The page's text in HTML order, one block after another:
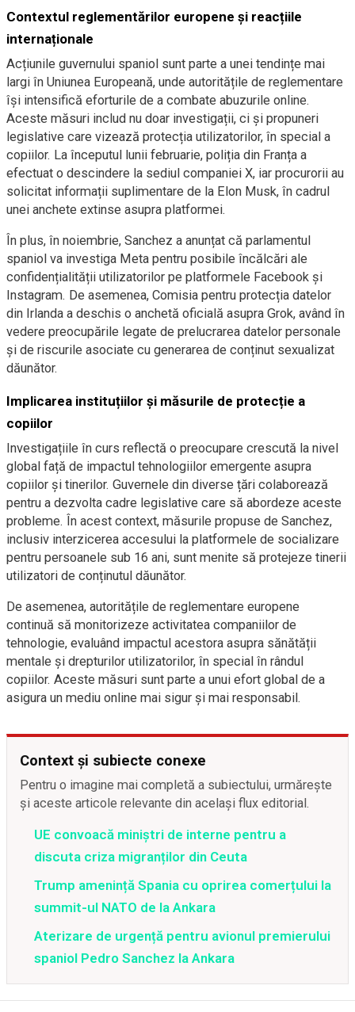
Contextul reglementărilor europene și reacțiile
internaționale
Acțiunile guvernului spaniol sunt parte a unei tendințe mai
largi în Uniunea Europeană, unde autoritățile de reglementare
își intensifică eforturile de a combate abuzurile online.
Aceste măsuri includ nu doar investigații, ci și propuneri
legislative care vizează protecția utilizatorilor, în special a
copiilor. La începutul lunii februarie, poliția din Franța a
efectuat o descindere la sediul companiei X, iar procurorii au
solicitat informații suplimentare de la Elon Musk, în cadrul
unei anchete extinse asupra platformei.
În plus, în noiembrie, Sanchez a anunțat că parlamentul
spaniol va investiga Meta pentru posibile încălcări ale
confidențialității utilizatorilor pe platformele Facebook și
Instagram. De asemenea, Comisia pentru protecția datelor
din Irlanda a deschis o anchetă oficială asupra Grok, având în
vedere preocupările legate de prelucrarea datelor personale
și de riscurile asociate cu generarea de conținut sexualizat
dăunător.
Implicarea instituțiilor și măsurile de protecție a
copiilor
Investigațiile în curs reflectă o preocupare crescută la nivel
global față de impactul tehnologiilor emergente asupra
copiilor și tinerilor. Guvernele din diverse țări colaborează
pentru a dezvolta cadre legislative care să abordeze aceste
probleme. În acest context, măsurile propuse de Sanchez,
inclusiv interzicerea accesului la platformele de socializare
pentru persoanele sub 16 ani, sunt menite să protejeze tinerii
utilizatori de conținutul dăunător.
De asemenea, autoritățile de reglementare europene
continuă să monitorizeze activitatea companiilor de
tehnologie, evaluând impactul acestora asupra sănătății
mentale și drepturilor utilizatorilor, în special în rândul
copiilor. Aceste măsuri sunt parte a unui efort global de a
asigura un mediu online mai sigur și mai responsabil.
Context și subiecte conexe
Pentru o imagine mai completă a subiectului, urmărește
și aceste articole relevante din același flux editorial.
UE convoacă miniștri de interne pentru a
discuta criza migranților din Ceuta
Trump amenință Spania cu oprirea comerțului la
summit-ul NATO de la Ankara
Aterizare de urgență pentru avionul premierului
spaniol Pedro Sanchez la Ankara